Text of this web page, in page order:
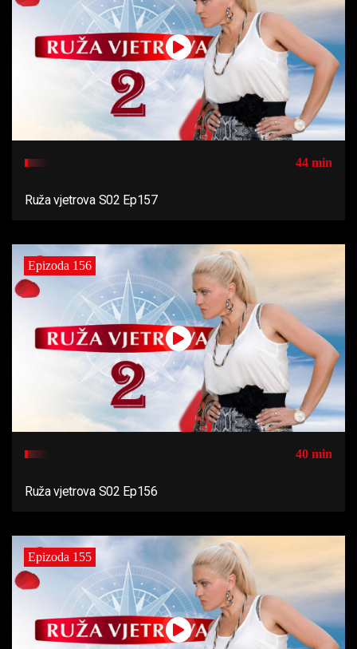
44 min
Ruža vjetrova S02 Ep157
Epizoda 156
40 min
Ruža vjetrova S02 Ep156
Epizoda 155